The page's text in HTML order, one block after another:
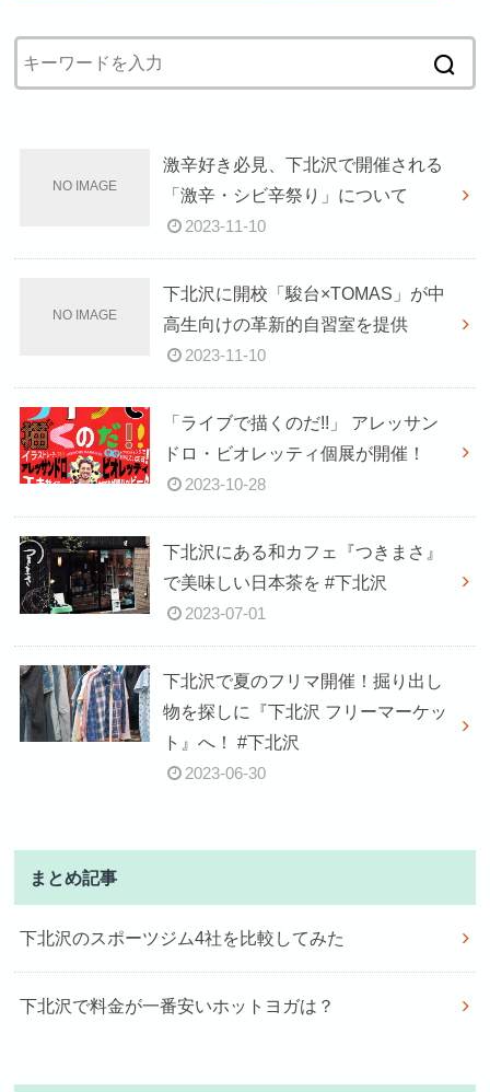
激辛好き必見、下北沢で開催される
「激辛・シビ辛祭り」について
2023-11-10
下北沢に開校「駿台×TOMAS」が中
高生向けの革新的自習室を提供
2023-11-10
「ライブで描くのだ!!」 アレッサン
ドロ・ビオレッティ個展が開催！
2023-10-28
下北沢にある和カフェ『つきまさ』
で美味しい日本茶を #下北沢
2023-07-01
下北沢で夏のフリマ開催！掘り出し
物を探しに『下北沢 フリーマーケッ
ト』へ！ #下北沢
2023-06-30
まとめ記事
下北沢のスポーツジム4社を比較してみた
下北沢で料金が一番安いホットヨガは？